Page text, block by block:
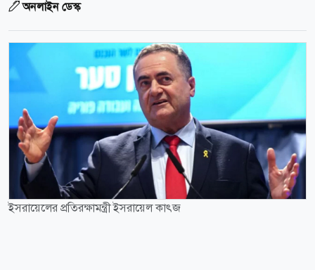
অনলাইন ডেস্ক
ইসরায়েলের প্রতিরক্ষামন্ত্রী ইসরায়েল কাৎজ